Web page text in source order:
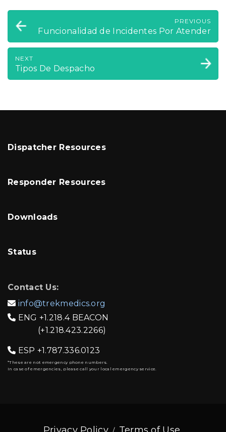
seleccionados sobre el
Incidente en la
PREVIOUS
Funcionalidad de Incidentes Por Atender
NEXT
Tipos De Despacho
Dispatcher Resources
Responder Resources
Downloads
Status
Contact Us:
 info@trekmedics.org
 ENG +1.218.4 BEACON
(+1.218.423.2266)
 ESP +1.787.336.0123
*These are not emergency phone numbers.
In case of emergencies, please call your local emergency service.